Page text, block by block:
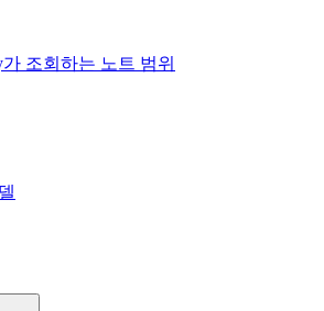
조회하는 노트 범위